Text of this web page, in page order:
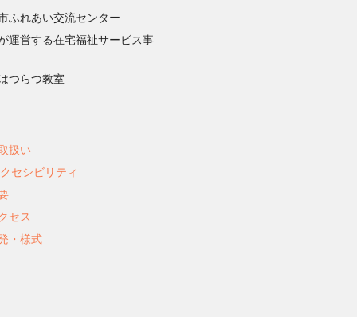
ふれあい交流センター
運営する在宅福祉サービス事
つらつ教室
扱い
セシビリティ
セス
・様式